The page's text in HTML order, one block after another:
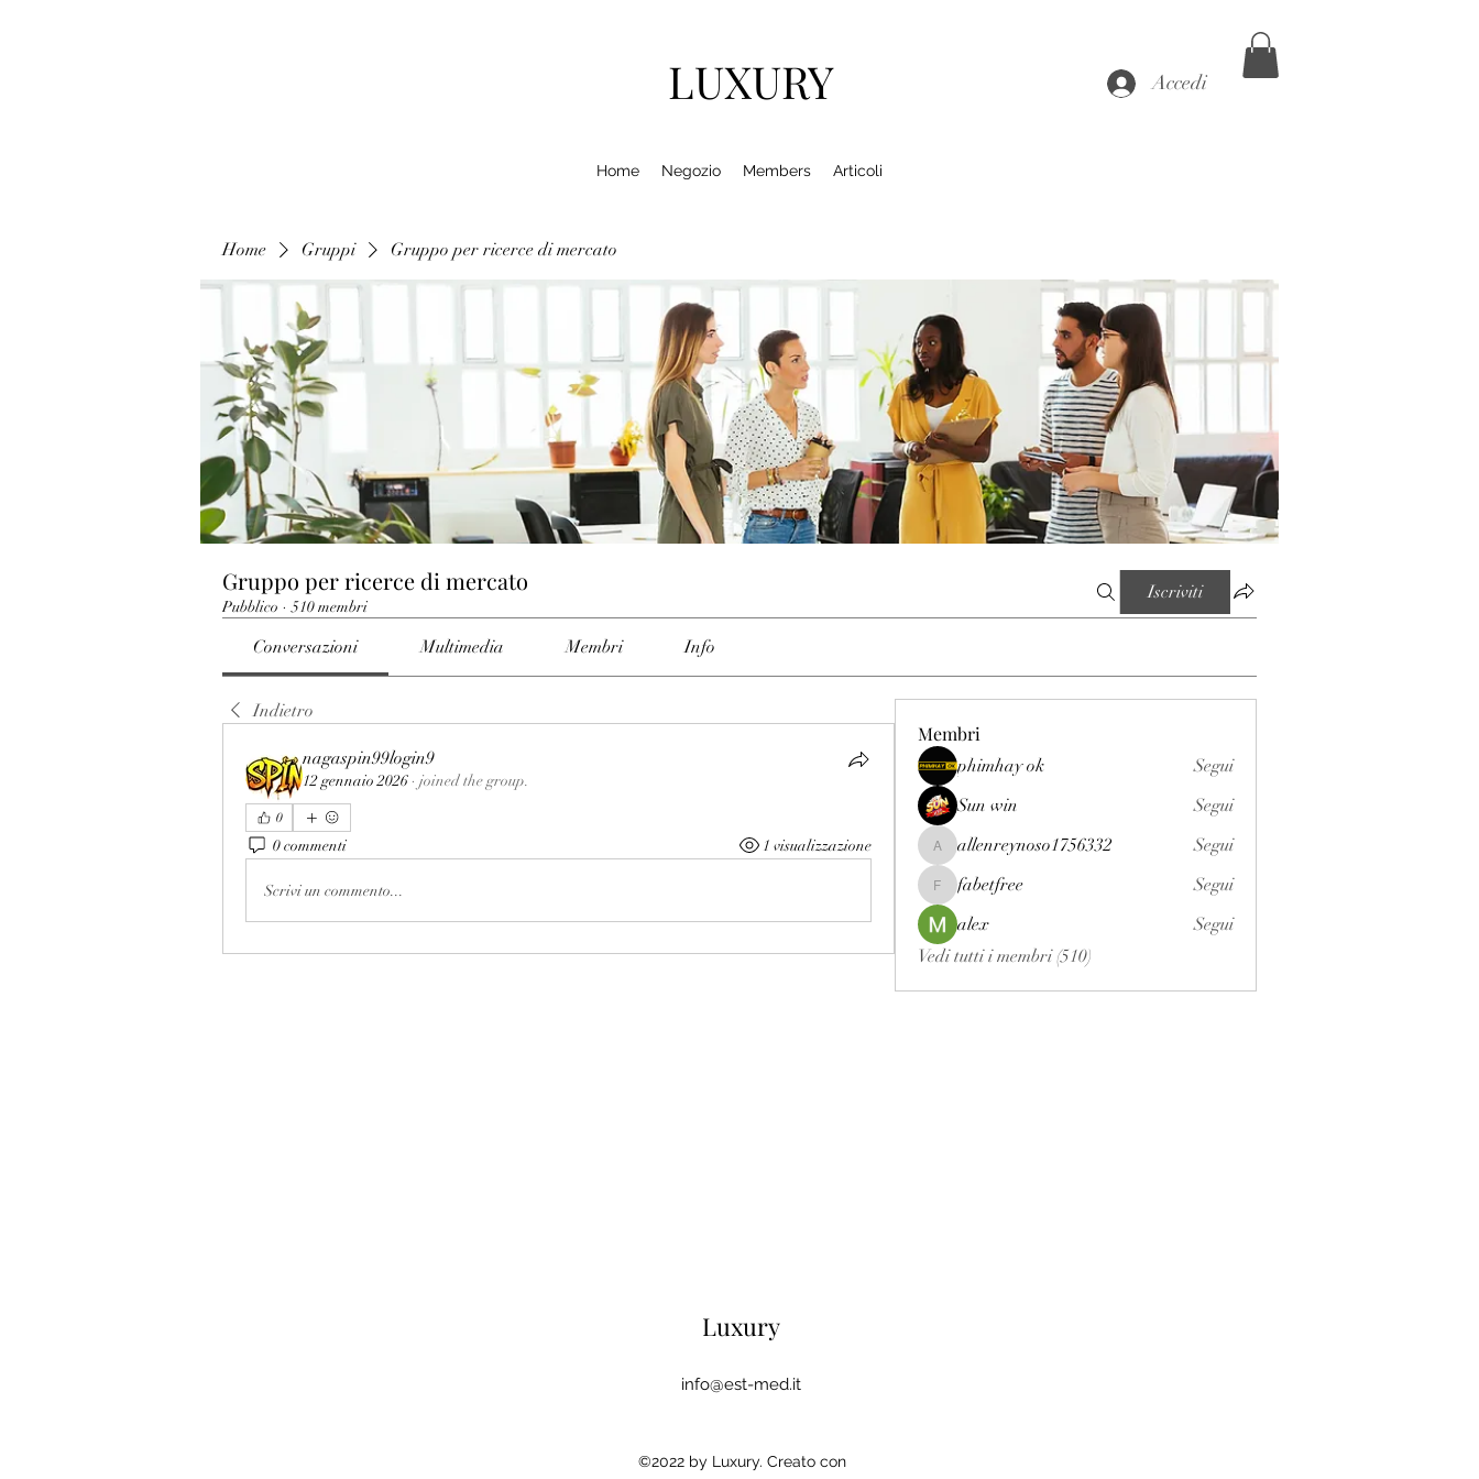
LUXURY Accedi
Home Negozio Members Articoli
Home Gruppi Gruppo per ricerce di mercato
Gruppo per ricerce di mercato
Pubblico · 510 membri
Iscriviti
Conversazioni Multimedia Membri Info
Indietro
nagaspin99login9
12 gennaio 2026 · joined the group.
0
0 commenti 1 visualizzazione
Scrivi un commento...
Membri
phimhay ok
Segui
Sun win
Segui
allenreynoso1756332
allenreynoso1756332 Segui
fabetfree
fabetfree
Segui
alex
Segui
Vedi tutti i membri (510)
Luxury
info@est-med.it
©2022 by Luxury. Creato con